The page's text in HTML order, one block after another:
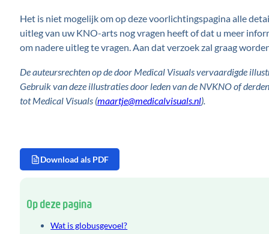
Het is niet mogelijk om op deze voorlichtingspagina alle
uitleg van uw KNO-arts nog vragen heeft of dat u meer
om nadere uitleg te vragen. Aan dat verzoek zal graag
De auteursrechten op de door Medical Visuals vervaardigde
Gebruik van deze illustraties door leden van de NVKNO of
tot Medical Visuals (maartje@medicalvisuals.nl).
Download als PDF
Op deze pagina
Wat is globusgevoel?